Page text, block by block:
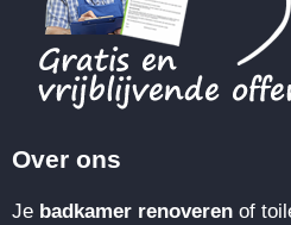
Over ons
Je badkamer renoveren of